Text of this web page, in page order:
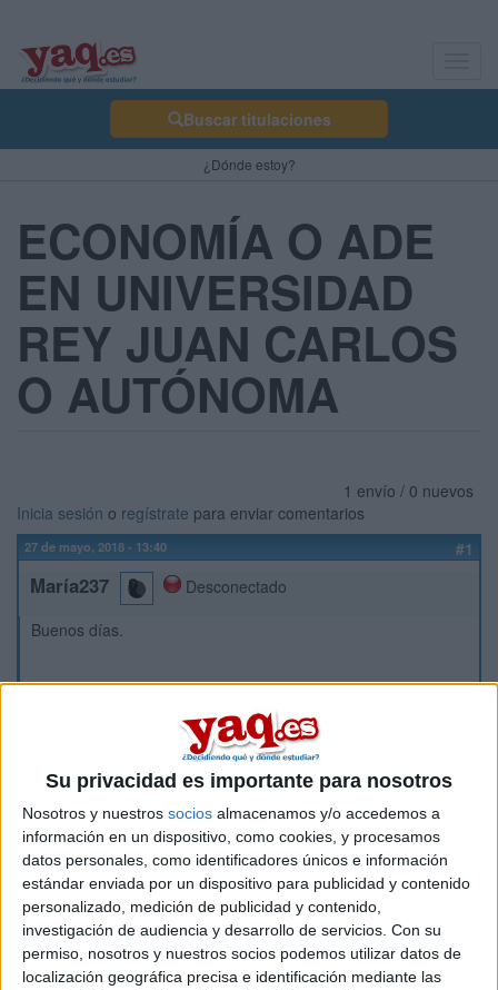
Su privacidad es importante para nosotros
Nosotros y nuestros socios almacenamos y/o accedemos a
información en un dispositivo, como cookies, y procesamos
datos personales, como identificadores únicos e información
estándar enviada por un dispositivo para publicidad y contenido
personalizado, medición de publicidad y contenido,
investigación de audiencia y desarrollo de servicios. Con su
permiso, nosotros y nuestros socios podemos utilizar datos de
localización geográfica precisa e identificación mediante las
Buscar titulaciones
¿Dónde estoy?
ECONOMÍA O ADE
EN UNIVERSIDAD
REY JUAN CARLOS
O AUTÓNOMA
1 envío / 0 nuevos
Inicia sesión o regístrate para enviar comentarios
27 de mayo, 2018 - 13:40 #1
María237
Desconectado
Buenos días.
La universidad Rey Juan Carlos o la Autónoma?
No sé dónde hacerlo. Quiero que me digáis información de
los profesores,temario, etc.
Por otro lado, ¿alguien sabe la diferencia entre economía y
Las dos carreras me gustan, pero no me decido. Bien es
cierto, que cuanto más práctico mejor, pues prefiero antes los
números que empollarme folios y folios.